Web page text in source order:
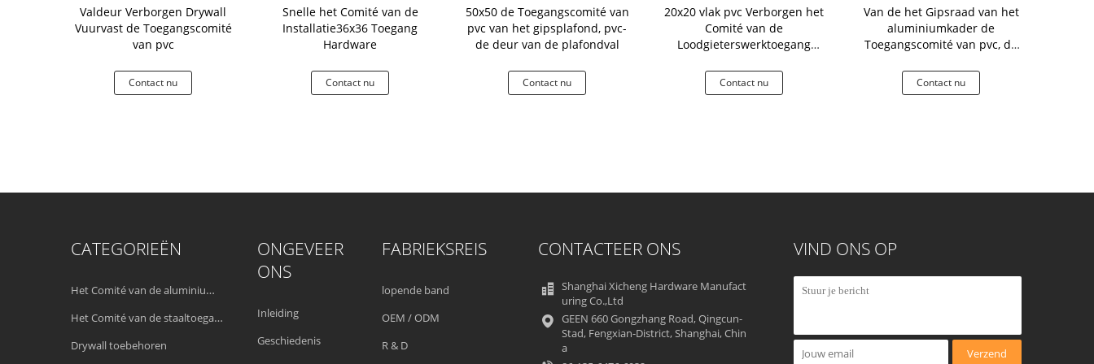
Valdeur Verborgen Drywall
Vuurvast de Toegangscomité
van pvc
Contact nu
Snelle het Comité van de
Installatie36x36 Toegang
Hardware
Contact nu
50x50 de Toegangscomité van
pvc van het gipsplafond, pvc-
de deur van de plafondval
Contact nu
20x20 vlak pvc Verborgen het
Comité van de
Loodgieterswerktoegang
Contact nu
Van de het Gipsraad van het
aluminiumkader de
Toegangscomité van pvc, de
Loodgieterswerkmuur
Contact nu
CATEGORIEËN
Het Comité van de aluminiumtoegang
Het Comité van de staaltoegang
Drywall toebehoren
ONGEVEER
ONS
Inleiding
Geschiedenis
FABRIEKSREIS
lopende band
OEM / ODM
R & D
CONTACTEER ONS
Shanghai Xicheng Hardware Manufact
uring Co.,Ltd
GEEN 660 Gongzhang Road, Qingcun-
Stad, Fengxian-District, Shanghai, Chin
a
VIND ONS OP
Verzend